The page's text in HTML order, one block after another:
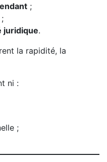
;
;
juridique.
la rapidité, la
ni :
;